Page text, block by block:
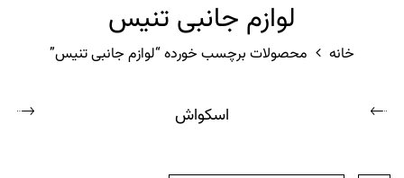
لوازم جانبی تنیس
خانه محصولات برچسب خورده “لوازم جانبی تنیس”
اسکواش